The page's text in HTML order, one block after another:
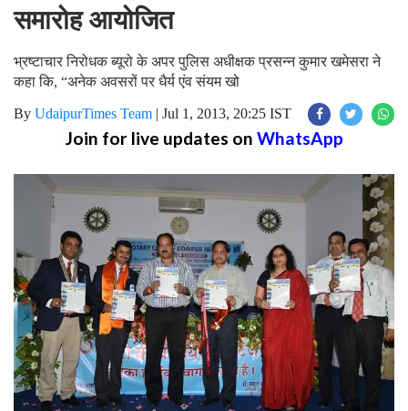
समारोह आयोजित
भ्रष्टाचार निरोधक ब्यूरो के अपर पुलिस अधीक्षक प्रसन्न कुमार खमेसरा ने
कहा कि, “अनेक अवसरों पर धैर्य एंव संयम खो
By UdaipurTimes Team | Jul 1, 2013, 20:25 IST
Join for live updates on WhatsApp